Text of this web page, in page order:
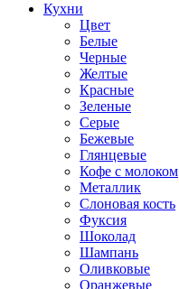
Кухни
Цвет
Белые
Черные
Желтые
Красные
Зеленые
Серые
Бежевые
Глянцевые
Кофе с молоком
Металлик
Слоновая кость
Фуксия
Шоколад
Шампань
Оливковые
Оранжевые